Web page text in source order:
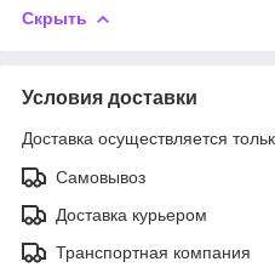
Скрыть
Условия доставки
Доставка осуществляется
Самовывоз
Доставка курьером
Транспортная компания